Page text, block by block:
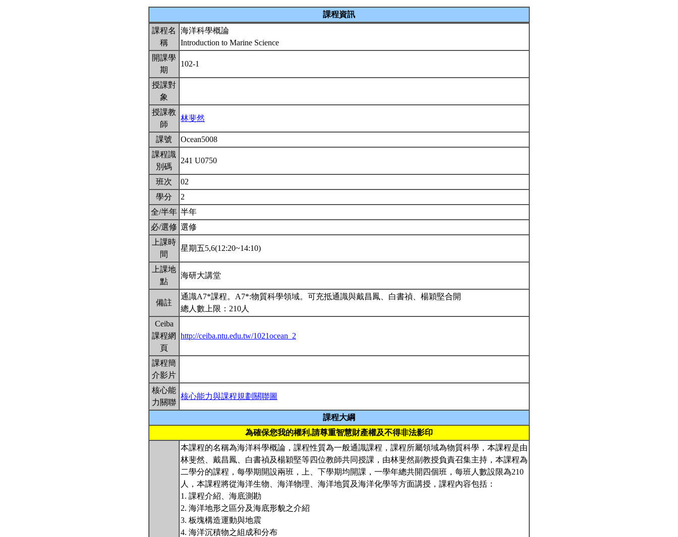
課程資訊
課程名
稱
海洋科學概論
Introduction to Marine Science
開課學
期
102-1
授課對
象
授課教
師
林斐然
課號
Ocean5008
課程識
別碼
241 U0750
班次
02
學分
2
全/半年 半年
必/選修 選修
上課時
間
星期五5,6(12:20~14:10)
上課地
點
海研大講堂
備註
通識A7*課程。A7*:物質科學領域。可充抵通識與戴昌鳳、白書禎、楊穎堅合開
總人數上限：210人
Ceiba
課程網
頁
http://ceiba.ntu.edu.tw/1021ocean_2
課程簡
介影片
核心能
力關聯
核心能力與課程規劃關聯圖
課程大綱
為確保您我的權利,請尊重智慧財產權及不得非法影印
本課程的名稱為海洋科學概論，課程性質為一般通識課程，課程所屬領域為物質科學，本課程是由
林斐然、戴昌鳳、白書禎及楊穎堅等四位教師共同授課，由林斐然副教授負責召集主持，本課程為
二學分的課程，每學期開設兩班，上、下學期均開課，一學年總共開四個班，每班人數設限為210
人，本課程將從海洋生物、海洋物理、海洋地質及海洋化學等方面講授，課程內容包括：
1. 課程介紹、海底測勘
2. 海洋地形之區分及海底形貌之介紹
3. 板塊構造運動與地震
4. 海洋沉積物之組成和分布